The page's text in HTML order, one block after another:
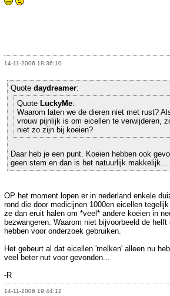
14-11-2006 18:36:10
Quote daydreamer:
Quote LuckyMe:
Waarom laten we de dieren niet met rust?
vrouw pijnlijk is om eicellen te verwijderen,
niet zo zijn bij koeien?
Daar heb je een punt. Koeien hebben ook
geen stem en dan is het natuurlijk makkelijk...
OP het moment lopen er in nederland enkele
rond die door medicijnen 1000en eicellen
ze dan eruit halen om *veel* andere koeien in
bezwangeren. Waarom niet bijvoorbeeld de
hebben voor onderzoek gebruiken.
Het gebeurt al dat eicellen 'melken' alleen nu
veel beter nut voor gevonden...
-R
14-11-2006 19:44:12